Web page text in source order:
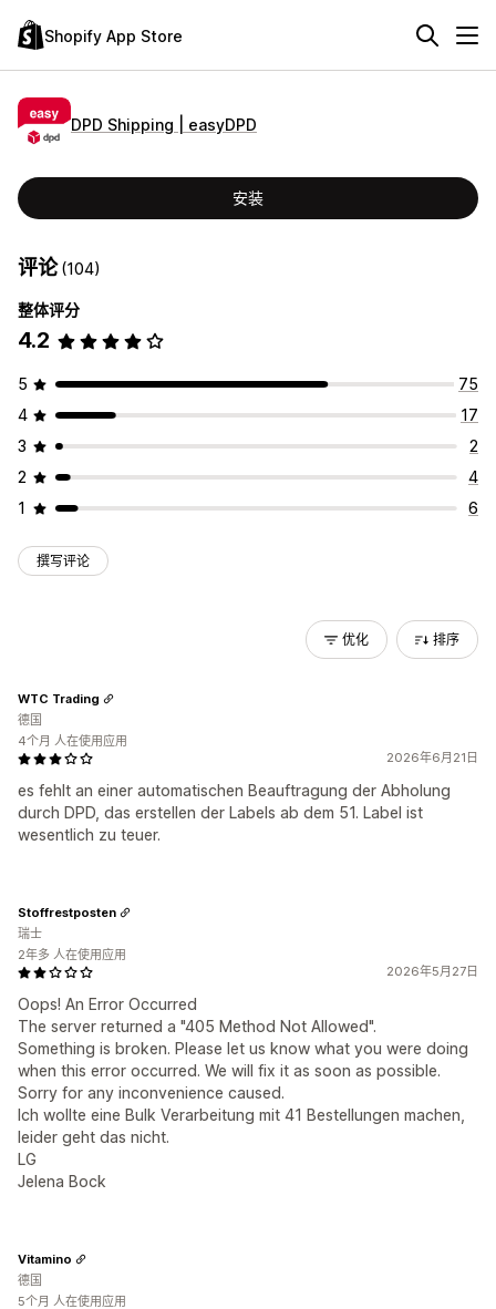
Shopify App Store
DPD Shipping | easyDPD
安装
评论(104)
整体评分
4.2
5
75
4
17
3
2
2
4
1
6
撰写评论
优化 排序
2026年6月21日
es fehlt an einer automatischen Beauftragung der Abholung
durch DPD, das erstellen der Labels ab dem 51. Label ist
wesentlich zu teuer.
WTC Trading
德国
4个月 人在使用应用
2026年5月27日
Oops! An Error Occurred
The server returned a "405 Method Not Allowed".
Something is broken. Please let us know what you were doing
when this error occurred. We will fix it as soon as possible.
Sorry for any inconvenience caused.
Ich wollte eine Bulk Verarbeitung mit 41 Bestellungen machen,
leider geht das nicht.
LG
Jelena Bock
Stoffrestposten
瑞士
2年多 人在使用应用
Vitamino
德国
5个月 人在使用应用